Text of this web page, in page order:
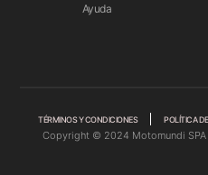
Ayuda
TÉRMINOS Y CONDICIONES POLÍTICA
Copyright © 2024 Motomundi